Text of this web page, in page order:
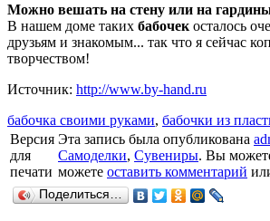
Можно вешать на стену или на
В нашем доме таких бабочек осталось
друзьям и знакомым... так что я сейчас
творчеством!
Источник: http://www.by-hand.ru
бабочка своими руками, бабочки из
Версия
для
печати
Эта запись была опубликована
Самоделки, Сувениры. Вы
можете оставить комментарий
Поделиться…